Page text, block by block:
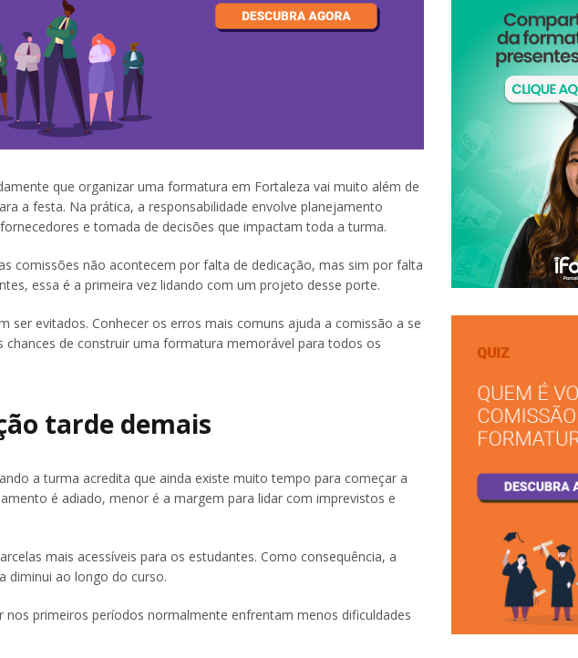
que organizar uma formatura em Fortaleza vai muito além de
a festa. Na prática, a responsabilidade envolve planejamento
e tomada de decisões que impactam toda a turma.
comissões não acontecem por falta de dedicação, mas sim por falta
essa é a primeira vez lidando com um projeto desse porte.
ser evitados. Conhecer os erros mais comuns ajuda a comissão a se
de construir uma formatura memorável para todos os
tarde demais
a turma acredita que ainda existe muito tempo para começar a
é adiado, menor é a margem para lidar com imprevistos e
mais acessíveis para os estudantes. Como consequência, a
diminui ao longo do curso.
primeiros períodos normalmente enfrentam menos dificuldades